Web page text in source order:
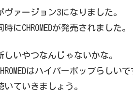
ヴァージョン3になりました。
にCHROMEDが発売されました。
しいやつなんじゃないかな。
はハイパーポップらしい
いていきましょう。